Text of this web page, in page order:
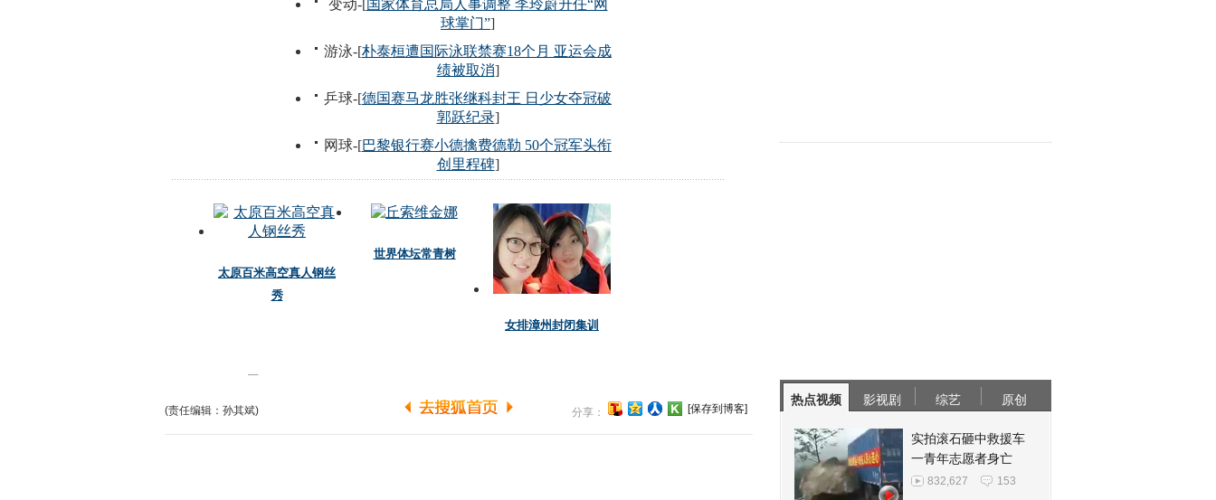
(责任编辑：孙其斌) 分享： [保存到博客]
热点视频 影视剧 综艺 原创
实拍滚石砸中救援车
一青年志愿者身亡
832,627 153